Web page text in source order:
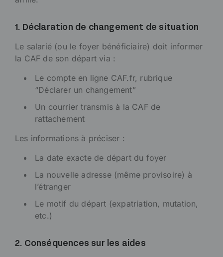
1. Déclaration de changement de situation
Le salarié (ou le foyer bénéficiaire) doit informer
la CAF de son départ via :
Le compte en ligne CAF.fr, rubrique
“Déclarer un changement”
Un courrier transmis à la CAF de
rattachement
Les informations à préciser :
La date exacte de départ du foyer
La nouvelle adresse (même provisoire) à
l’étranger
Le motif du départ (expatriation, mutation,
etc.)
2. Conséquences sur les aides